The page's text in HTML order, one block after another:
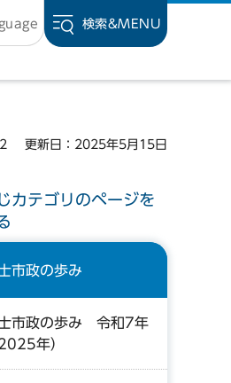
検索&MENU
更新日：2025年5月15日
カテゴリのページを
市政の歩み
市政の歩み 令和7年
2025年）